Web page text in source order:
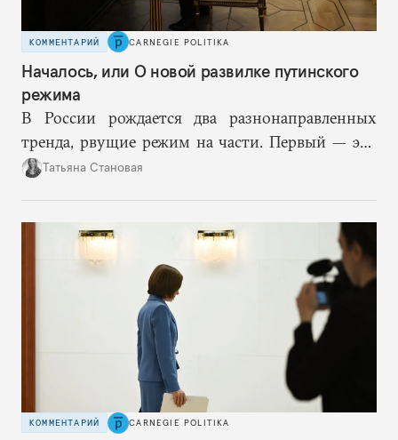
КОММЕНТАРИЙ CARNEGIE POLITIKA
Началось, или О новой развилке путинского
режима
В России рождается два разнонаправленных
тренда, рвущие режим на части. Первый — это
путинская логика войны, где эскалация влечет за
возможностей, на компетентность в принятии
решений и адекватное целеполагание.
Татьяна Становая
КОММЕНТАРИЙ CARNEGIE POLITIKA